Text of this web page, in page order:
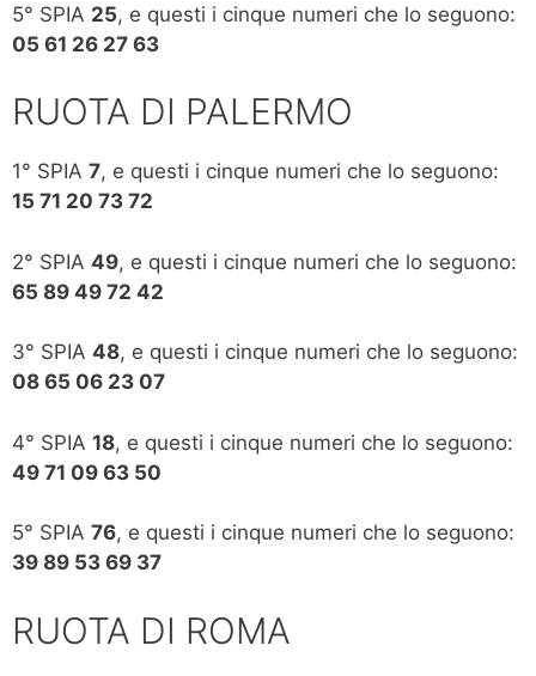
5° SPIA 25, e questi i cinque numeri che lo seguono:
05 61 26 27 63
RUOTA DI PALERMO
1° SPIA 7, e questi i cinque numeri che lo seguono:
15 71 20 73 72
2° SPIA 49, e questi i cinque numeri che lo seguono:
65 89 49 72 42
3° SPIA 48, e questi i cinque numeri che lo seguono:
08 65 06 23 07
4° SPIA 18, e questi i cinque numeri che lo seguono:
49 71 09 63 50
5° SPIA 76, e questi i cinque numeri che lo seguono:
39 89 53 69 37
RUOTA DI ROMA